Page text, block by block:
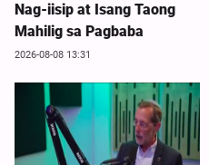
Nag-iisip at Isang Taong
Mahilig sa Pagbaba
2026-08-08 13:31